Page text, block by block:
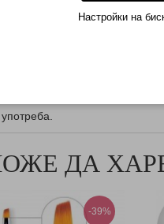
може да лакирате,
с акрил
ДА
-39%
Настройки на